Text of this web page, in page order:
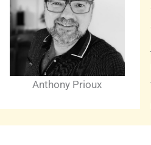
Anthony Prioux